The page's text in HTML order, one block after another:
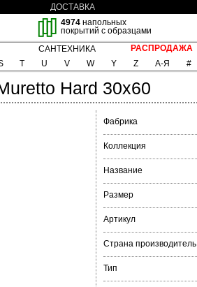
ДОСТАВКА
4974напольных
покрытий с образцами
САНТЕХНИКА
РАСПРОДАЖА
T U V W Y Z А-Я #
Hard 30x60
Фабрика
Коллекция
Название
Размер
Артикул
Страна производитель
Тип